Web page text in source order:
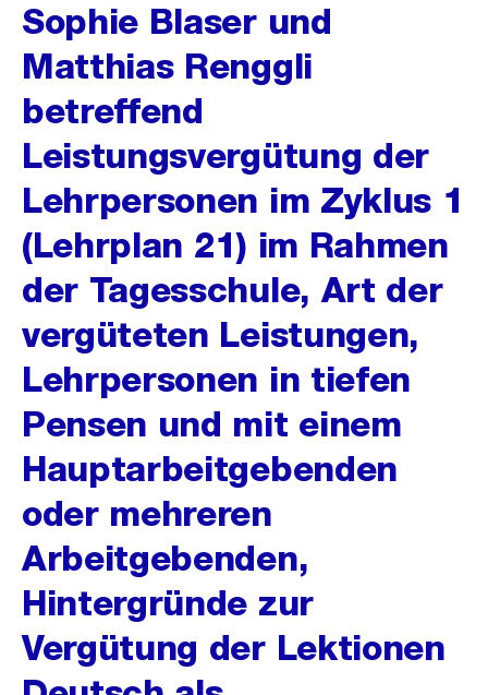
Sophie Blaser und
Matthias Renggli
betreffend
Leistungsvergütung der
Lehrpersonen im Zyklus 1
(Lehrplan 21) im Rahmen
der Tagesschule, Art der
vergüteten Leistungen,
Lehrpersonen in tiefen
Pensen und mit einem
Hauptarbeitgebenden
oder mehreren
Arbeitgebenden,
Hintergründe zur
Vergütung der Lektionen